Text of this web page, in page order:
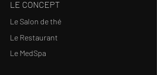
LE CONCEPT
Le Salon de thé
Le Restaurant
Le MedSpa